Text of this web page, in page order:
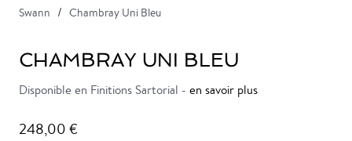
Swann Chambray Uni Bleu
CHAMBRAY UNI BLEU
Disponible en Finitions Sartorial - en savoir plus
248,00 €